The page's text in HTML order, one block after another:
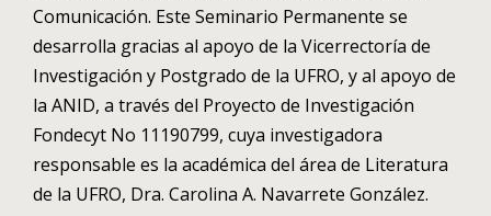
Comunicación. Este Seminario Permanente se
desarrolla gracias al apoyo de la Vicerrectoría de
Investigación y Postgrado de la UFRO, y al apoyo de
la ANID, a través del Proyecto de Investigación
Fondecyt No 11190799, cuya investigadora
responsable es la académica del área de Literatura
de la UFRO, Dra. Carolina A. Navarrete González.